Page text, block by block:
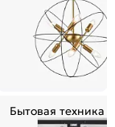
Бытовая техника